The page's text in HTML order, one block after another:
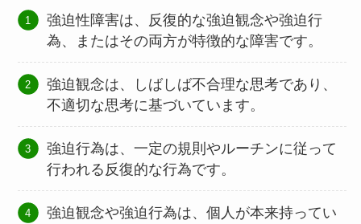
強迫性障害は、反復的な強迫観念や強迫行
為、またはその両方が特徴的な障害です。
強迫観念は、しばしば不合理な思考であり、
不適切な思考に基づいています。
強迫行為は、一定の規則やルーチンに従って
行われる反復的な行為です。
強迫観念や強迫行為は、個人が本来持ってい